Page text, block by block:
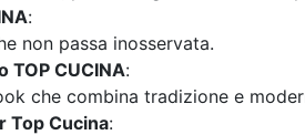
:
non passa inosservata.
CUCINA:
che combina tradizione e
Top Cucina: